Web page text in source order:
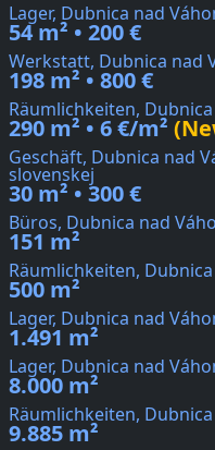
Lager, Dubnica nad
54 m² • 200 €
Werkstatt, Dubnica nad
198 m² • 800 €
Räumlichkeiten,
290 m² • 6 €/m²
Geschäft, Dubnica nad
slovenskej
30 m² • 300 €
Büros, Dubnica nad
151 m²
Räumlichkeiten,
500 m²
Lager, Dubnica nad
1.491 m²
Lager, Dubnica nad
8.000 m²
Räumlichkeiten,
9.885 m²